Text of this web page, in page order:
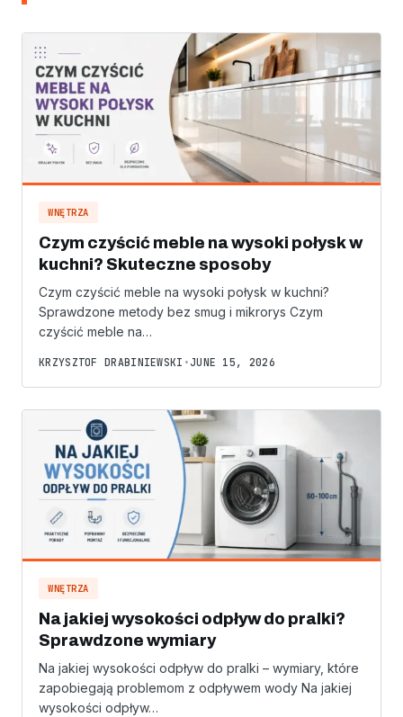
WNĘTRZA
Czym czyścić meble na wysoki połysk w
kuchni? Skuteczne sposoby
Czym czyścić meble na wysoki połysk w kuchni?
Sprawdzone metody bez smug i mikrorys Czym
czyścić meble na…
KRZYSZTOF DRABINIEWSKI • JUNE 15, 2026
WNĘTRZA
Na jakiej wysokości odpływ do pralki?
Sprawdzone wymiary
Na jakiej wysokości odpływ do pralki – wymiary, które
zapobiegają problemom z odpływem wody Na jakiej
wysokości odpływ…